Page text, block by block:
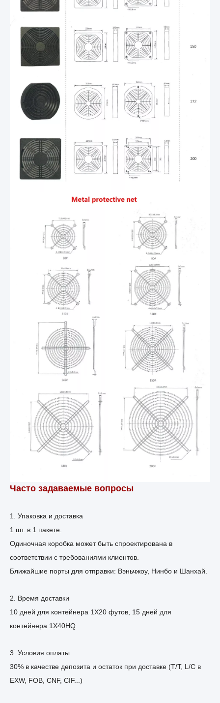
Часто задаваемые вопросы
1. Упаковка и доставка
1 шт. в 1 пакете.
Одиночная коробка может быть спроектирована в
соответствии с требованиями клиентов.
Ближайшие порты для отправки: Вэньчжоу, Нинбо и Шанхай.
2. Время доставки
10 дней для контейнера 1X20 футов, 15 дней для
контейнера 1X40HQ
3. Условия оплаты
30% в качестве депозита и остаток при доставке (T/T, L/C в
EXW, FOB, CNF, CIF...)